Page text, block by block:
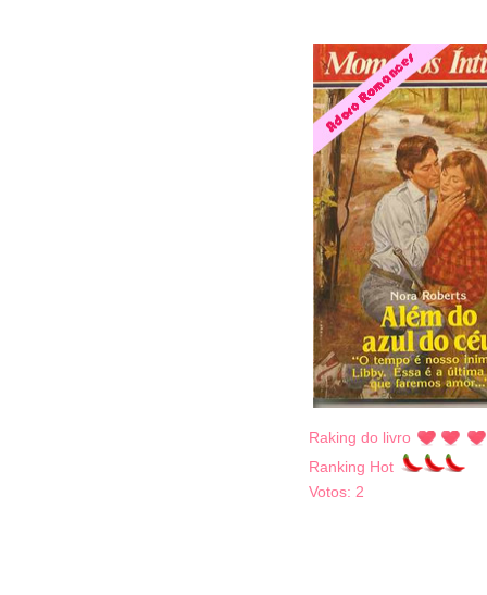
Raking do livro
Ranking Hot
Votos: 2